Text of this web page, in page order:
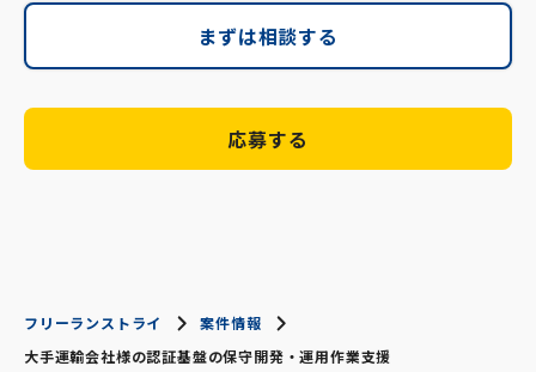
まずは相談する
応募する
フリーランストライ
案件情報
大手運輸会社様の認証基盤の保守開発・運用作業支援